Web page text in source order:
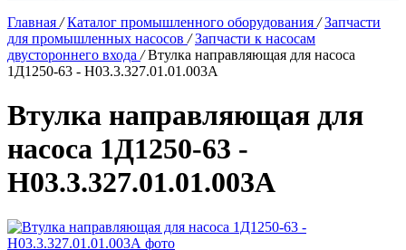
Главная / Каталог промышленного оборудования / Запчасти
для промышленных насосов / Запчасти к насосам
двустороннего входа / Втулка направляющая для насоса
1Д1250-63 - Н03.3.327.01.01.003А
Втулка направляющая для
насоса 1Д1250-63 -
Н03.3.327.01.01.003А